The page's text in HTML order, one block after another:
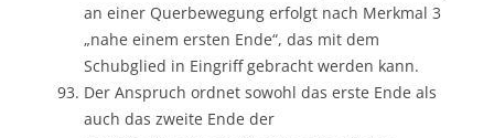
an einer Querbewegung erfolgt nach Merkmal 3
„nahe einem ersten Ende“, das mit dem
Schubglied in Eingriff gebracht werden kann.
Der Anspruch ordnet sowohl das erste Ende als
auch das zweite Ende der